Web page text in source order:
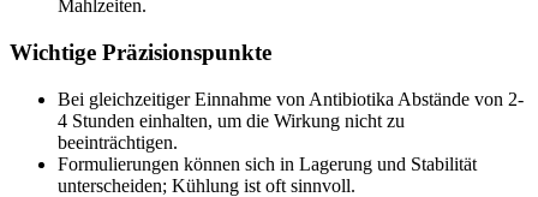
Mahlzeiten.
Wichtige Präzisionspunkte
Bei gleichzeitiger Einnahme von Antibiotika Abstände von 2-
4 Stunden einhalten, um die Wirkung nicht zu
beeinträchtigen.
Formulierungen können sich in Lagerung und Stabilität
unterscheiden; Kühlung ist oft sinnvoll.